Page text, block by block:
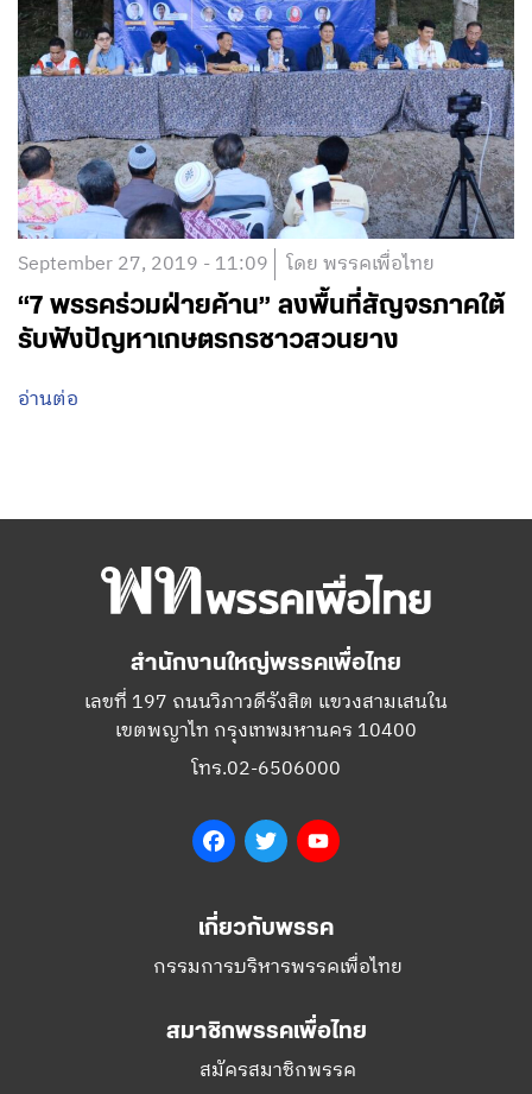
September 27, 2019 - 11:09 โดย พรรคเพื่อไทย
“7 พรรคร่วมฝ่ายค้าน” ลงพื้นที่สัญจรภาคใต้
รับฟังปัญหาเกษตรกรชาวสวนยาง
อ่านต่อ
สำนักงานใหญ่พรรคเพื่อไทย
เลขที่ 197 ถนนวิภาวดีรังสิต แขวงสามเสนใน
เขตพญาไท กรุงเทพมหานคร 10400
โทร.02-6506000
FacebookTwitter
เกี่ยวกับพรรค
กรรมการบริหารพรรคเพื่อไทย
สมาชิกพรรคเพื่อไทย
สมัครสมาชิกพรรค